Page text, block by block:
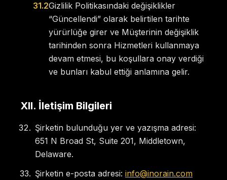
31.2Gizlilik Politikasındaki değişiklikler
“Güncellendi” olarak belirtilen tarihte
yürürlüğe girer ve Müşterinin değişiklik
tarihinden sonra Hizmetleri kullanmaya
devam etmesi, bu koşullara onay verdiği
ve bunları kabul ettiği anlamına gelir.
XII. İletişim Bilgileri
Şirketin bulunduğu yer ve yazışma adresi:
651 N Broad St, Suite 201, Middletown,
Delaware.
Şirketin e-posta adresi: info@inorain.com